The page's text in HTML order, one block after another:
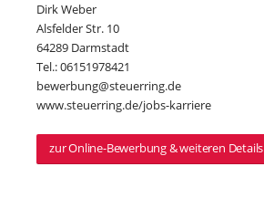
Dirk Weber
Alsfelder Str. 10
64289 Darmstadt
Tel.: 06151978421
bewerbung@steuerring.de
www.steuerring.de/jobs-karriere
zur Online-Bewerbung & weiteren Details